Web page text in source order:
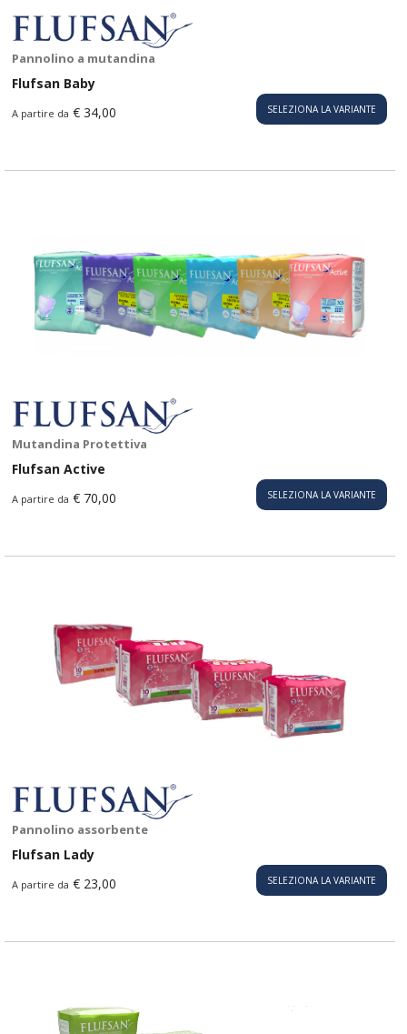
Pannolino a mutandina
Flufsan Baby
A partire da € 34,00 SELEZIONA LA VARIANTE
Mutandina Protettiva
Flufsan Active
A partire da € 70,00 SELEZIONA LA VARIANTE
Pannolino assorbente
Flufsan Lady
A partire da € 23,00 SELEZIONA LA VARIANTE